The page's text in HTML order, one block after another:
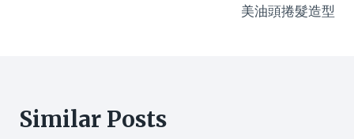
美油頭捲髮造型
Similar Posts